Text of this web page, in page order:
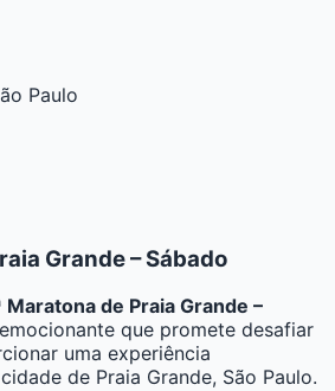
Paulo
Grande – Sábado
Maratona de Praia Grande –
que promete desafiar
uma experiência
de Praia Grande, São Paulo.